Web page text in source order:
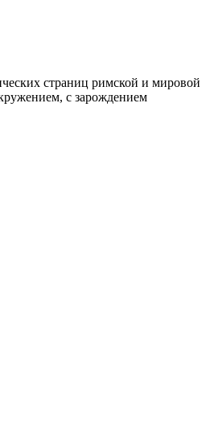
страниц римской и мировой
с зарождением